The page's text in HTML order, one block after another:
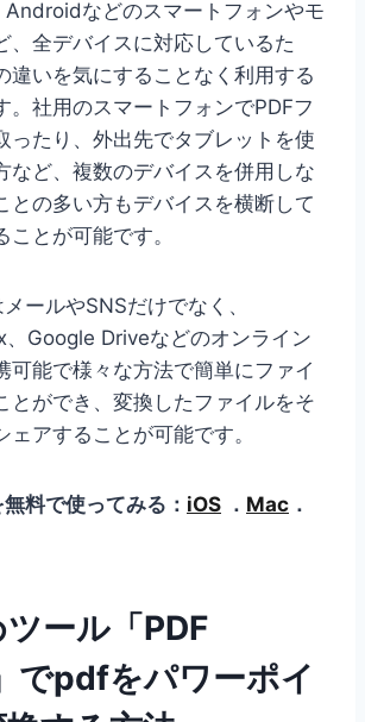
などのスマートフォンやモ
、全デバイスに対応しているた
違いを気にすることなく利用する
。社用のスマートフォンでPDFフ
ったり、外出先でタブレットを使
など、複数のデバイスを併用しな
との多い方もデバイスを横断して
とが可能です。
ールやSNSだけでなく、
Google Driveなどのオンライン
可能で様々な方法で簡単にファイ
とができ、変換したファイルをそ
ェアすることが可能です。
無料で使ってみる： iOS ． Mac ．
ール「PDF
でpdfをパワーポイ